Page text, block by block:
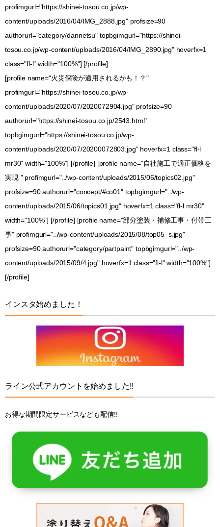
profimgurl="https://shinei-tosou.co.jp/wp-
content/uploads/2016/04/IMG_2888.jpg" profsize=90
authorurl="category/dannetsu" topbgimgurl="https://shinei-
tosou.co.jp/wp-content/uploads/2016/04/IMG_2890.jpg" hoverfx=1
class="fl-l" width="100%"] [/profile]
[profile name="火災保険が適用されるかも！？"
profimgurl="https://shinei-tosou.co.jp/wp-
content/uploads/2020/07/2020072904.jpg" profsize=90
authorurl="https://shinei-tosou.co.jp/2543.html"
topbgimgurl="https://shinei-tosou.co.jp/wp-
content/uploads/2020/07/20200072803.jpg" hoverfx=1 class="fl-l
mr30" width="100%"] [/profile] [profile name="自社施工で適正価格を
実現 " profimgurl="../wp-content/uploads/2015/06/topics02.jpg"
profsize=90 authorurl="concept/#co01" topbgimgurl="../wp-
content/uploads/2015/06/topics01.jpg" hoverfx=1 class="fl-l mr30"
width="100%"] [/profile] [profile name="部分塗装・補修工事・付帯工
事" profimgurl="../wp-content/uploads/2015/08/top05_s.jpg"
profsize=90 authorurl="category/partpaint" topbgimgurl="../wp-
content/uploads/2015/09/4.jpg" hoverfx=1 class="fl-l" width="100%"]
[/profile]
インスタ始めました！
ライン公式アカウントを始めました!!
お得な期間限定サービスなども配信!!